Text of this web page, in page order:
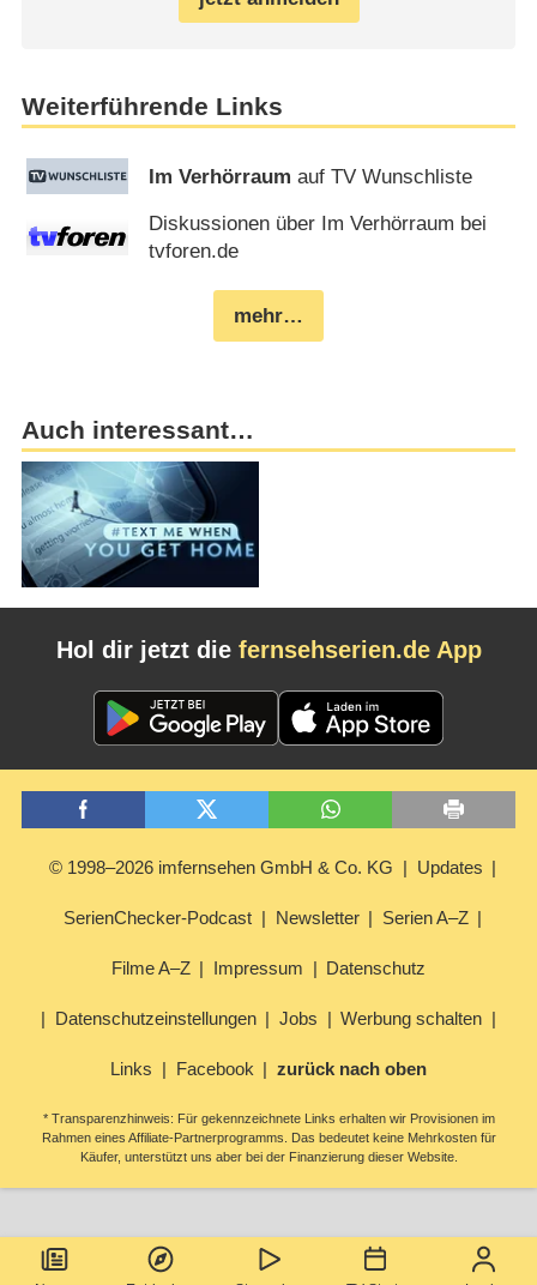
Weiterführende Links
Im Verhörraum auf TV Wunschliste
Diskussionen über Im Verhörraum bei
tvforen.de
mehr…
Auch interessant…
Hol dir jetzt die fernsehserien.de App
© 1998–2026 imfernsehen GmbH & Co. KG Updates
SerienChecker-Podcast Newsletter Serien A–Z
Filme A–Z Impressum Datenschutz
Datenschutzeinstellungen Jobs Werbung schalten
Links Facebook zurück nach oben
* Transparenzhinweis: Für gekennzeichnete Links erhalten wir Provisionen im
Rahmen eines Affiliate-Partnerprogramms. Das bedeutet keine Mehrkosten für
Käufer, unterstützt uns aber bei der Finanzierung dieser Website.